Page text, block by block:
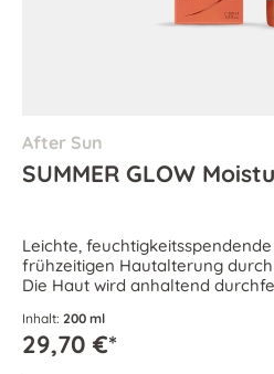
After Sun
SUMMER GLOW
Leichte,
frühzeitigen Hautalterung
Die Haut wird anhaltend
hinterlässt ein seidig-zartes
Inhalt: 200 ml
29,70 €*